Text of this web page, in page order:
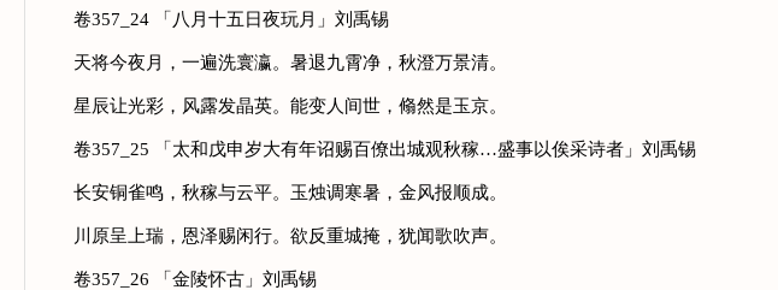
卷357_24 「八月十五日夜玩月」刘禹锡
天将今夜月，一遍洗寰瀛。暑退九霄净，秋澄万景清。
星辰让光彩，风露发晶英。能变人间世，翛然是玉京。
卷357_25 「太和戊申岁大有年诏赐百僚出城观秋稼…盛事以俟采诗者」刘禹锡
长安铜雀鸣，秋稼与云平。玉烛调寒暑，金风报顺成。
川原呈上瑞，恩泽赐闲行。欲反重城掩，犹闻歌吹声。
卷357_26 「金陵怀古」刘禹锡